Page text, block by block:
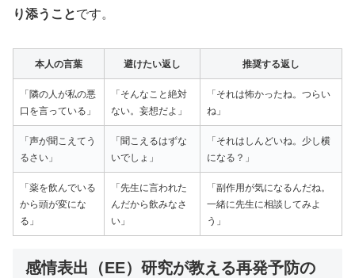
り添うことです。
本人の言葉 避けたい返し 推奨する返し
「隣の人が私の悪
口を言っている」
「そんなこと絶対
ない。妄想だよ」
「それは怖かったね。つらい
ね」
「声が聞こえてう
るさい」
「聞こえるはずな
いでしょ」
「それはしんどいね。少し横
になる？」
「薬を飲んでいる
から頭が変にな
る」
「先生に言われた
んだから飲みなさ
い」
「副作用が気になるんだね。
一緒に先生に相談してみよ
う」
感情表出（EE）研究が教える再発予防の